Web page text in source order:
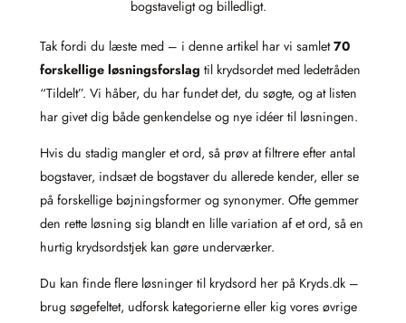
bogstaveligt og billedligt.
Tak fordi du læste med – i denne artikel har vi samlet70
forskellige løsningsforslag til krydsordet med ledetråden
“Tildelt”. Vi håber, du har fundet det, du søgte, og at listen
har givet dig både genkendelse og nye idéer til løsningen.
Hvis du stadig mangler et ord, så prøv at filtrere efter antal
bogstaver, indsæt de bogstaver du allerede kender, eller se
på forskellige bøjningsformer og synonymer. Ofte gemmer
den rette løsning sig blandt en lille variation af et ord, så en
hurtig krydsordstjek kan gøre underværker.
Du kan finde flere løsninger til krydsord her på Kryds.dk –
brug søgefeltet, udforsk kategorierne eller kig vores øvrige